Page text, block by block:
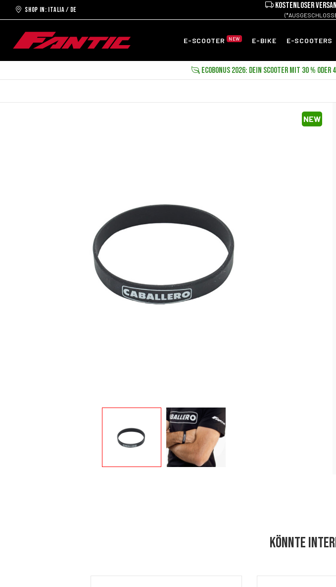
Shop in: ITALIA / DE KOSTENLOSER
E-SCOOTER NEW E-BIKE E-SCOOTERS
ECOBONUS 2026: DEIN SCOOTER MIT 30 %
NEW
KÖNNTE